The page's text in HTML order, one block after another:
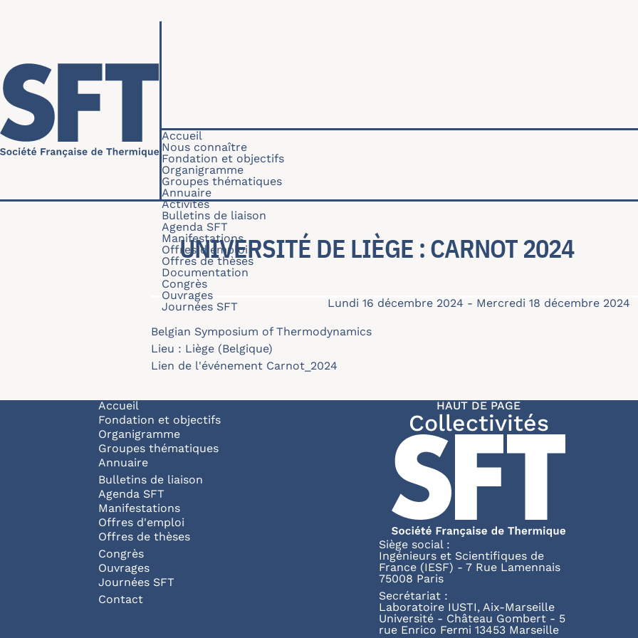
Navigation principale
Accueil
Nous connaître
Fondation et objectifs
Organigramme
Groupes thématiques
Annuaire
Activités
Bulletins de liaison
Agenda SFT
Manifestations
Offres d'emploi
Offres de thèses
Documentation
Congrès
Ouvrages
Journées SFT
UNIVERSITÉ DE LIÈGE : CARNOT 2024
Lundi 16 décembre 2024 - Mercredi 18 décembre 2024
Belgian Symposium of Thermodynamics
Lieu : Liège (Belgique)
Lien de l'événement Carnot_2024
Navigation principale
Accueil
Fondation et objectifs
Organigramme
Groupes thématiques
Annuaire
Bulletins de liaison
Agenda SFT
Manifestations
Offres d'emploi
Offres de thèses
Congrès
Ouvrages
Journées SFT
Pied de page
Contact
HAUT DE PAGE
Collectivités
Siège social :
Ingénieurs et Scientifiques de
France (IESF) - 7 Rue Lamennais
75008 Paris
Secrétariat :
Laboratoire IUSTI, Aix-Marseille
Université - Château Gombert - 5
rue Enrico Fermi 13453 Marseille